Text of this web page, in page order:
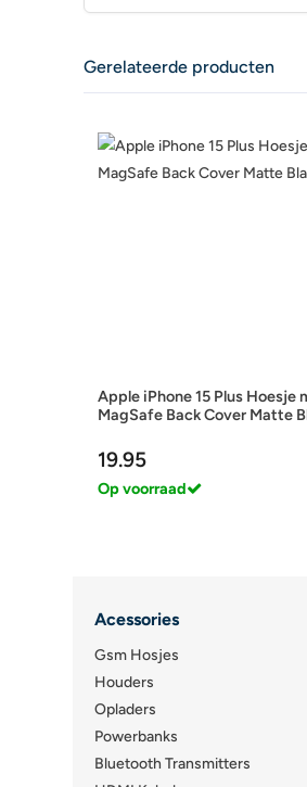
Gerelateerde producten
Apple iPhone 15 Plus Hoesje
MagSafe Back Cover Matte
19.95
Op voorraad
Acessories
Gsm Hosjes
Houders
Opladers
Powerbanks
Bluetooth Transmitters